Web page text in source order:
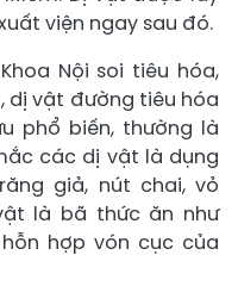
viện ngay sau đó.
Nội soi tiêu hóa,
dị vật đường tiêu hóa
phổ biến, thường là
các dị vật là dụng
giả, nút chai, vỏ
là bã thức ăn như
hợp vón cục của